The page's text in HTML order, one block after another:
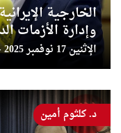
الخارجية
وإدارة الأزمات
الإثنين 17 نوفمبر 2025 - 09:16:31
د. كلثوم أمين